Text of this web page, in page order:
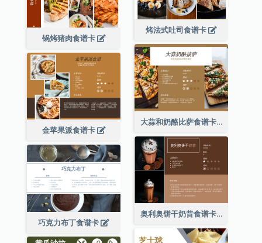
烤法式吐司食谱卡
锅烤猪肉食谱卡
大蒜和奶酪比萨食谱卡
金苹果派食谱卡
奥利奥饼干奶昔食谱卡
巧克力布丁食谱卡